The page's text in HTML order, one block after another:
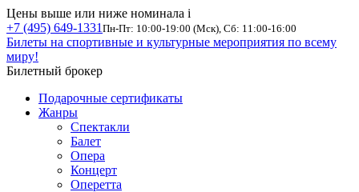
Цены выше или ниже номинала i
+7 (495) 649-1331 Пн-Пт: 10:00-19:00 (Мск), Сб: 11:00-16:00
Билеты на спортивные и культурные мероприятия по всему
миру!
Билетный брокер
Подарочные сертификаты
Жанры
Спектакли
Балет
Опера
Концерт
Оперетта